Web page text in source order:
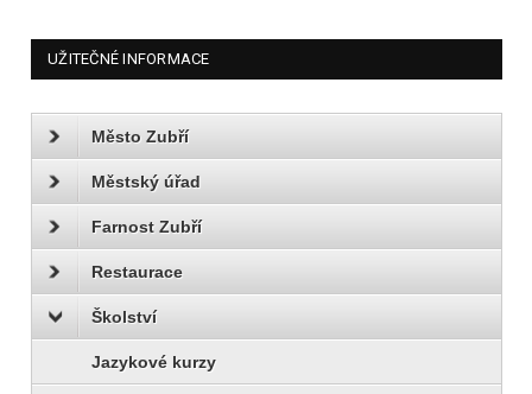
UŽITEČNÉ INFORMACE
Město Zubří
Městský úřad
Farnost Zubří
Restaurace
Školství
Jazykové kurzy